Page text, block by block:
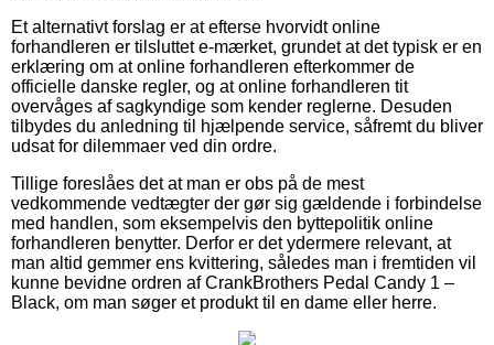
Et alternativt forslag er at efterse hvorvidt online
forhandleren er tilsluttet e-mærket, grundet at det typisk er en
erklæring om at online forhandleren efterkommer de
officielle danske regler, og at online forhandleren tit
overvåges af sagkyndige som kender reglerne. Desuden
tilbydes du anledning til hjælpende service, såfremt du bliver
udsat for dilemmaer ved din ordre.
Tillige foreslåes det at man er obs på de mest
vedkommende vedtægter der gør sig gældende i forbindelse
med handlen, som eksempelvis den byttepolitik online
forhandleren benytter. Derfor er det ydermere relevant, at
man altid gemmer ens kvittering, således man i fremtiden vil
kunne bevidne ordren af CrankBrothers Pedal Candy 1 –
Black, om man søger et produkt til en dame eller herre.